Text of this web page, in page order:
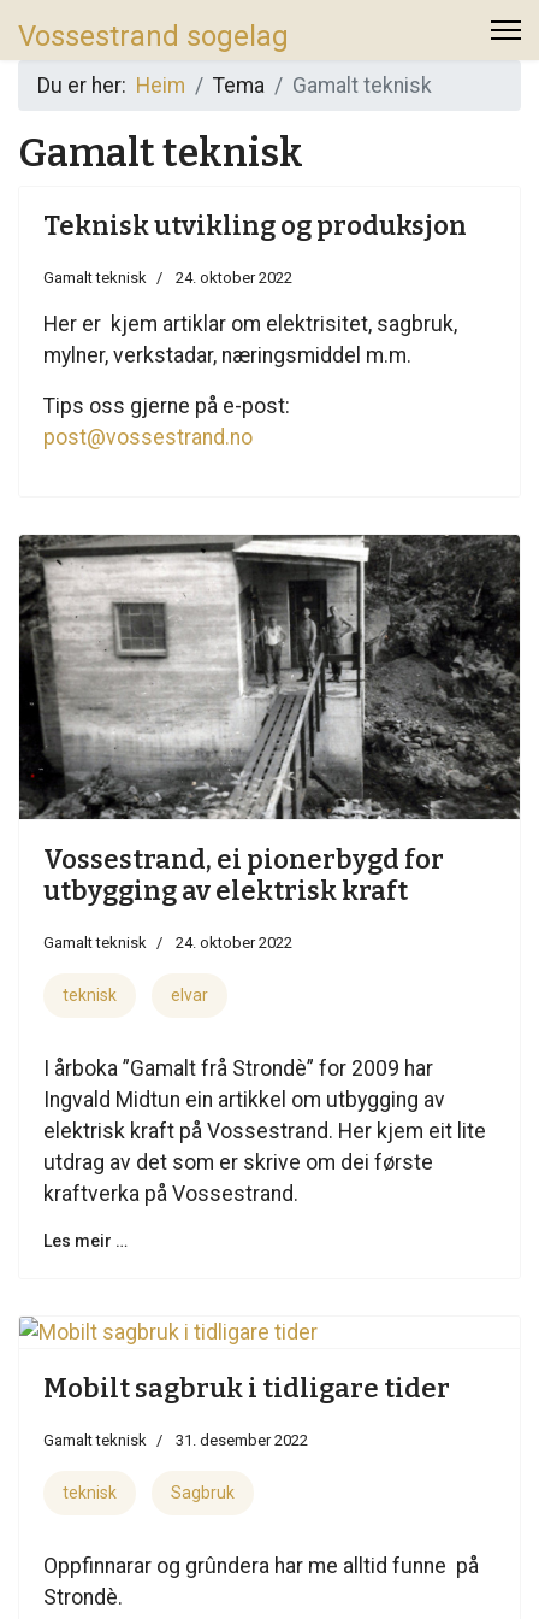
Vossestrand sogelag
Du er her: Heim Tema Gamalt teknisk
Gamalt teknisk
Teknisk utvikling og produksjon
Gamalt teknisk 24. oktober 2022
Her er kjem artiklar om elektrisitet, sagbruk,
mylner, verkstadar, næringsmiddel m.m.
Tips oss gjerne på e-post:
post@vossestrand.no
Vossestrand, ei pionerbygd for
utbygging av elektrisk kraft
Gamalt teknisk 24. oktober 2022
teknisk elvar
I årboka ”Gamalt frå Strondè” for 2009 har
Ingvald Midtun ein artikkel om utbygging av
elektrisk kraft på Vossestrand. Her kjem eit lite
utdrag av det som er skrive om dei første
kraftverka på Vossestrand.
Les meir …
Mobilt sagbruk i tidligare tider
Gamalt teknisk 31. desember 2022
teknisk Sagbruk
Oppfinnarar og grûndera har me alltid funne på
Strondè.